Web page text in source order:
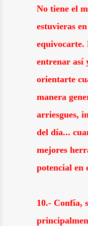
No tiene el
estuvieras
equivocarte.
entrenar así
orientarte
manera
arriesgues,
del día...
mejores
potencial en
10.- Confía,